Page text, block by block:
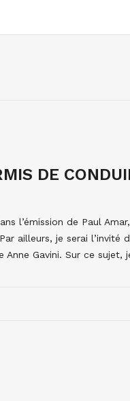
DE
l’émission de Paul
ailleurs, je serai l’invité
Anne Gavini. Sur ce sujet,